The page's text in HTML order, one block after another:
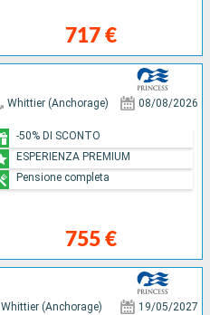
717 €
Whittier (Anchorage) 08/08/2026
755 €
-50% DI SCONTO
ESPERIENZA PREMIUM
Pensione completa
Whittier (Anchorage) 19/05/2027